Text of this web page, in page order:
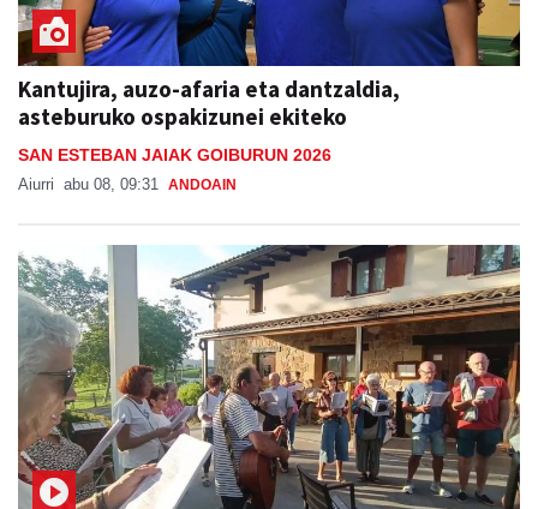
Kantujira, auzo-afaria eta dantzaldia,
asteburuko ospakizunei ekiteko
SAN ESTEBAN JAIAK GOIBURUN 2026
Aiurri abu 08, 09:31 ANDOAIN